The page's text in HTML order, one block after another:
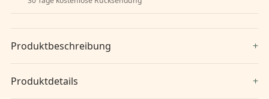
Produktbeschreibung
Produktdetails